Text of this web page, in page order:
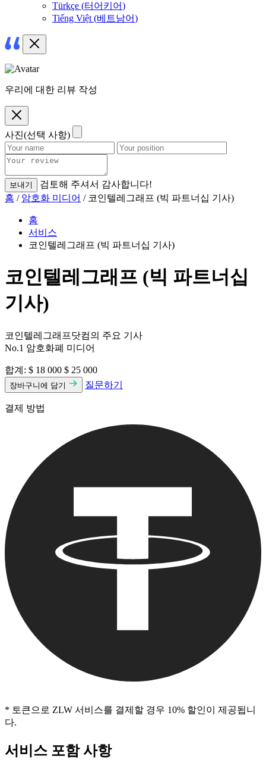
Türkçe (터어키어)
Tiếng Việt (베트남어)
우리에 대한 리뷰 작성
사진(선택 사항)
보내기
검토해 주셔서 감사합니다!
홈 / 암호화 미디어 / 코인텔레그래프 (빅 파트너십 기사)
홈
서비스
코인텔레그래프 (빅 파트너십 기사)
코인텔레그래프 (빅 파트너십
기사)
코인텔레그래프닷컴의 주요 기사
No.1 암호화폐 미디어
합계: $ 18 000 $ 25 000
장바구니에 담기 질문하기
결제 방법
* 토큰으로 ZLW 서비스를 결제할 경우 10% 할인이 제공됩니
다.
서비스 포함 사항